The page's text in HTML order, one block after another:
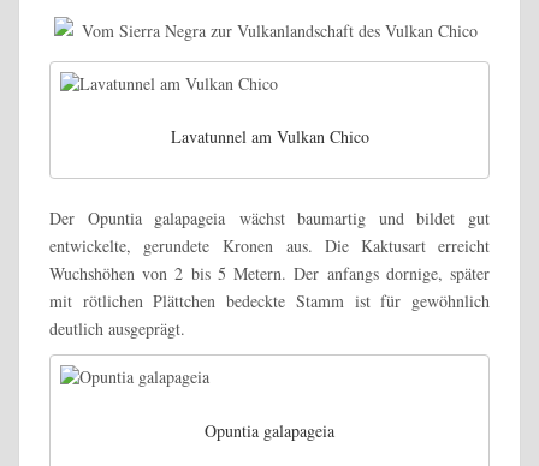
Lavatunnel am Vulkan Chico
Der Opuntia galapageia wächst baumartig und bildet gut
entwickelte, gerundete Kronen aus. Die Kaktusart erreicht
Wuchshöhen von 2 bis 5 Metern. Der anfangs dornige, später
mit rötlichen Plättchen bedeckte Stamm ist für gewöhnlich
deutlich ausgeprägt.
Opuntia galapageia